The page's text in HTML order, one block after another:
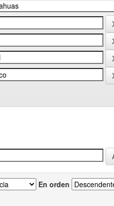
En orden